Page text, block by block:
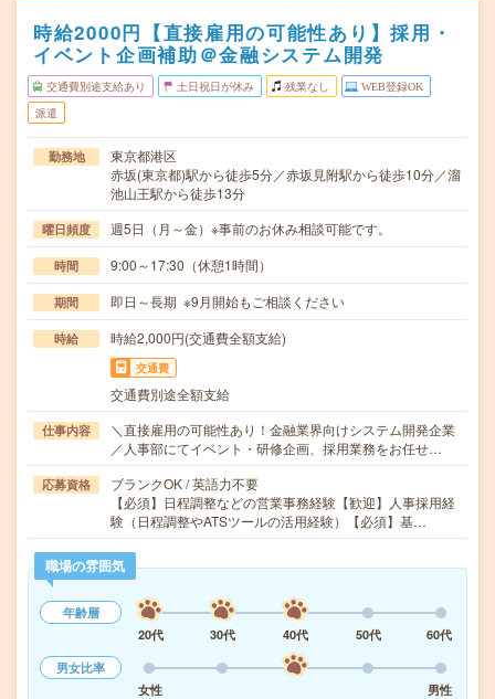
時給2000円【直接雇用の可能性あり】採用・
イベント企画補助＠金融システム開発
交通費別途支給あり 土日祝日が休み 残業なし WEB登録OK
派遣
勤務地
東京都港区
赤坂(東京都)駅から徒歩5分／赤坂見附駅から徒歩10分／溜
池山王駅から徒歩13分
曜日頻度 週5日（月～金）※事前のお休み相談可能です。
時間 9:00～17:30（休憩1時間）
期間 即日～長期 ※9月開始もご相談ください
時給 時給2,000円(交通費全額支給)
交通費
交通費別途全額支給
仕事内容
＼直接雇用の可能性あり！金融業界向けシステム開発企業
／人事部にてイベント・研修企画、採用業務をお任せ…
応募資格
ブランクOK / 英語力不要
【必須】日程調整などの営業事務経験【歓迎】人事採用経
験（日程調整やATSツールの活用経験）【必須】基…
職場の雰囲気
年齢層
20代
30代 40代 50代
60代
男女比率
女性
男性